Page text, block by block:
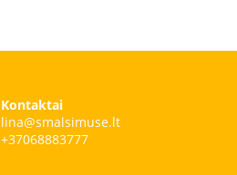
Kontaktai
lina@smalsimuse.lt
+37068883777